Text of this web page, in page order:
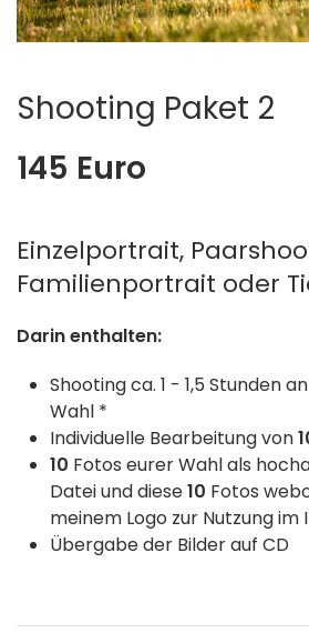
Shooting Paket 2
145 Euro
Einzelportrait,
Familienportrait oder
Darin enthalten:
Shooting ca. 1 - 1,5 Stunden
Wahl *
Individuelle Bearbeitung von
10 Fotos eurer Wahl als
Datei und diese10 Fotos
meinem Logo zur Nutzung
Übergabe der Bilder auf CD